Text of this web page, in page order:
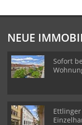
NEUE
Sofort